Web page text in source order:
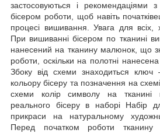
застосовуються і рекомендаціями
бісером роботи, щоб навіть
процесі вишивання. Увага для всіх,
При вишиванні бісером по тканині
нанесений на тканину малюнок, що
роботи, оскільки на полотні
Збоку від схеми знаходиться ключ
кольору бісеру та позначення на
схеми колір символу на тканині
реального бісеру в наборі Набір
прикраси на натуральному
Перед початком роботи